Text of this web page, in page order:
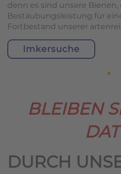
denn es sind unsere
Bestäubungsleistung für
Fortbestand unserer
Imkersuche
BLEIBEN
DURCH